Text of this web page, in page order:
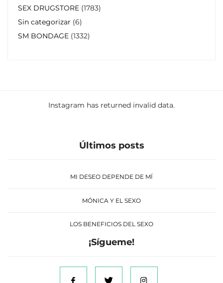
SEX DRUGSTORE 1783
Sin categorizar 6
SM BONDAGE 1332
Instagram has returned invalid data.
Últimos posts
MI DESEO DEPENDE DE MÍ
MÓNICA Y EL SEXO
LOS BENEFICIOS DEL SEXO
¡Sígueme!